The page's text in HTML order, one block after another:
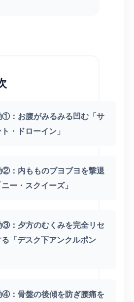
①：お腹がみるみる凹む「サ
・ドローイン」
②：内もものブヨブヨを撃退
ー・スクイーズ」
③：夕方のむくみを完全リセ
「デスク下アンクルポン
④：骨盤の後傾を防ぎ腰痛を